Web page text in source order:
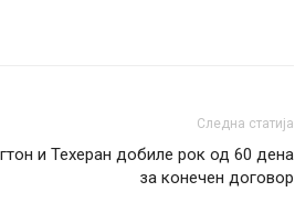
Следна статија
и Техеран добиле рок од 60 дена
за конечен договор